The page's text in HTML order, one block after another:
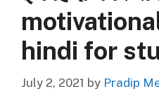
hindi for
July 2, 2021 by Pradip